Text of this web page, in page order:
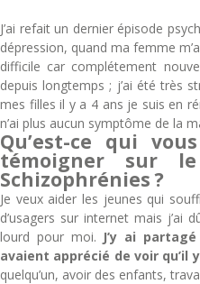
J’ai refait un dernier épisode
dépression, quand ma femme
difficile car complétement
depuis longtemps ; j’ai été très
mes filles il y a 4 ans je suis en
n’ai plus aucun symptôme de la
Qu’est-ce qui
témoigner sur
Schizophrénies ?
Je veux aider les jeunes qui
d’usagers sur internet mais j’ai
lourd pour moi. J’y ai
avaient apprécié de voir qu’il
quelqu’un, avoir des enfants,